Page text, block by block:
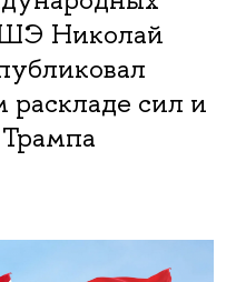
Николай
сил и